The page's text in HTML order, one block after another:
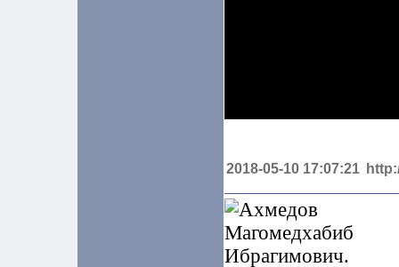
2018-05-10 17:07:21